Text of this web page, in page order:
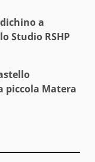
a
Studio RSHP
piccola Matera